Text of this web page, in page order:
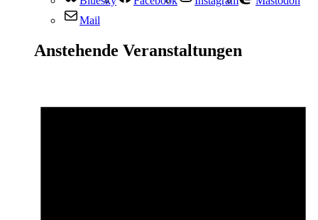
Mail
Anstehende Veranstaltungen